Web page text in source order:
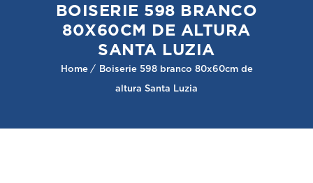
BOISERIE 598 BRANCO
80X60CM DE ALTURA
SANTA LUZIA
Home
Boiserie 598 branco 80x60cm de
altura Santa Luzia